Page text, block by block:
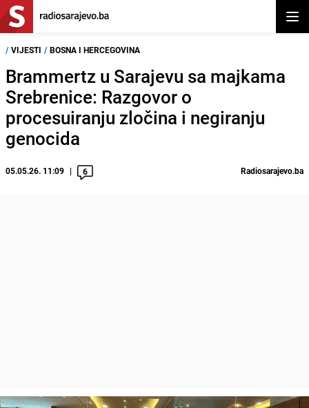
/ VIJESTI / BOSNA I HERCEGOVINA
Brammertz u Sarajevu sa majkama
Srebrenice: Razgovor o
procesuiranju zločina i negiranju
genocida
05.05.26. 11:09 6 Radiosarajevo.ba